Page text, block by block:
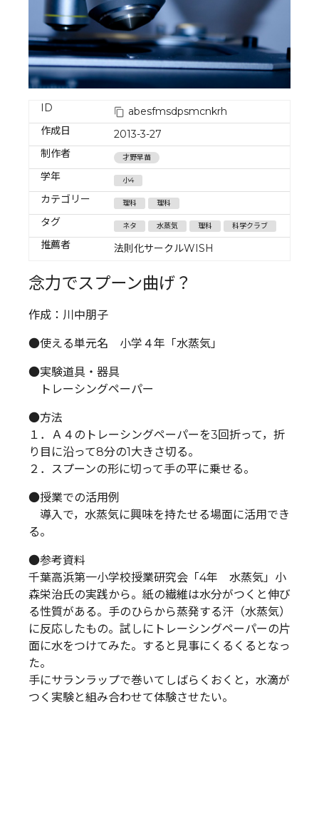
ID
abesfmsdpsmcnkrh
作成日
2013-3-27
制作者
才野早苗
学年 小4
カテゴリー 理科 理科
タグ ネタ 水蒸気 理科 科学クラブ
推薦者 法則化サークルWISH
念力でスプーン曲げ？
作成：川中朋子
●使える単元名 小学４年「水蒸気」
●実験道具・器具
トレーシングペーパー
●方法
１．Ａ４のトレーシングペーパーを3回折って，折
り目に沿って8分の1大きさ切る。
２．スプーンの形に切って手の平に乗せる。
●授業での活用例
導入で，水蒸気に興味を持たせる場面に活用でき
る。
●参考資料
千葉高浜第一小学校授業研究会「4年 水蒸気」小
森栄治氏の実践から。紙の繊維は水分がつくと伸び
る性質がある。手のひらから蒸発する汗（水蒸気）
に反応したもの。試しにトレーシングペーパーの片
面に水をつけてみた。すると見事にくるくるとなっ
た。
手にサランラップで巻いてしばらくおくと，水滴が
つく実験と組み合わせて体験させたい。